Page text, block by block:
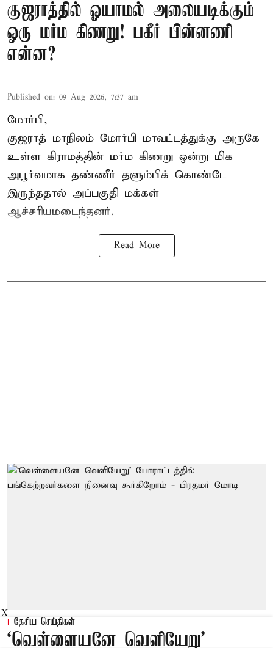
குஜராத்தில் ஓயாமல் அலையடிக்கும்
ஒரு மர்ம கிணறு! பகீர் பின்னணி
என்ன?
Published on: 09 Aug 2026, 7:37 am
மோர்பி,
குஜராத் மாநிலம் மோர்பி மாவட்டத்துக்கு அருகே
உள்ள கிராமத்தின் மர்ம கிணறு ஒன்று மிக
அபூர்வமாக தண்ணீர் தளும்பிக் கொண்டே
இருந்ததால் அப்பகுதி மக்கள்
ஆச்சரியமடைந்தனர்.
Read More
தேசிய செய்திகள்
‘வெள்ளையனே வெளியேறு’
X